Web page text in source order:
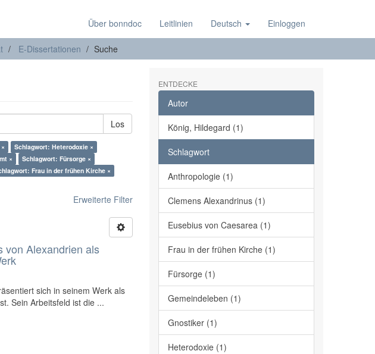
Über bonndoc Leitlinien Deutsch Einloggen
E-Dissertationen Suche
Los
Schlagwort: Heterodoxie ×
×
Schlagwort: Fürsorge ×
Frau in der frühen Kirche ×
Erweiterte Filter
von Alexandrien als
sich in seinem Werk als
Sein Arbeitsfeld ist die ...
ENTDECKE
Autor
König, Hildegard (1)
Schlagwort
Anthropologie (1)
Clemens Alexandrinus (1)
Eusebius von Caesarea (1)
Frau in der frühen Kirche (1)
Fürsorge (1)
Gemeindeleben (1)
Gnostiker (1)
Heterodoxie (1)